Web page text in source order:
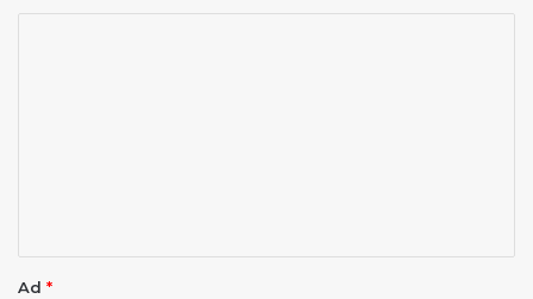
Ad *